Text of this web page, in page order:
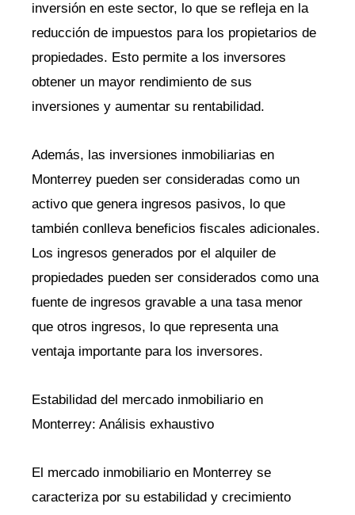
inversión en este sector, lo que se refleja en la
reducción de impuestos para los propietarios de
propiedades. Esto permite a los inversores
obtener un mayor rendimiento de sus
inversiones y aumentar su rentabilidad.
Además, las inversiones inmobiliarias en
Monterrey pueden ser consideradas como un
activo que genera ingresos pasivos, lo que
también conlleva beneficios fiscales adicionales.
Los ingresos generados por el alquiler de
propiedades pueden ser considerados como una
fuente de ingresos gravable a una tasa menor
que otros ingresos, lo que representa una
ventaja importante para los inversores.
Estabilidad del mercado inmobiliario en
Monterrey: Análisis exhaustivo
El mercado inmobiliario en Monterrey se
caracteriza por su estabilidad y crecimiento